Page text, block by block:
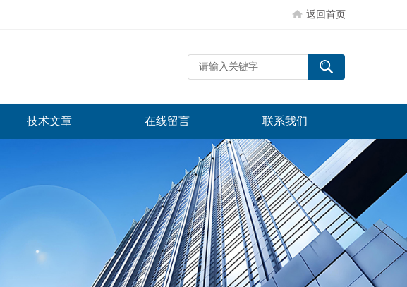
返回首页
技术文章 在线留言 联系我们